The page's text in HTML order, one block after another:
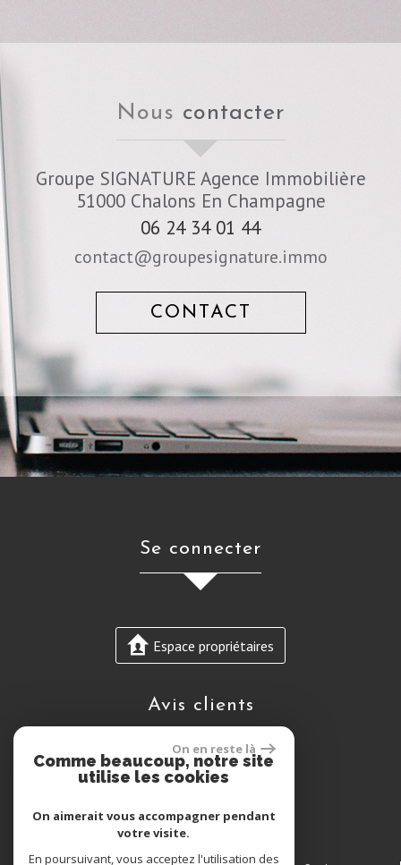
nous contacter
Groupe SIGNATURE Agence Immobilière
51000 Chalons En Champagne
06 24 34 01 44
contact@groupesignature.immo
CONTACT
se connecter
Espace propriétaires
avis clients
On en reste là
Comme beaucoup, notre site
utilise les cookies
On aimerait vous accompagner pendant
votre visite.
En poursuivant, vous acceptez l'utilisation des